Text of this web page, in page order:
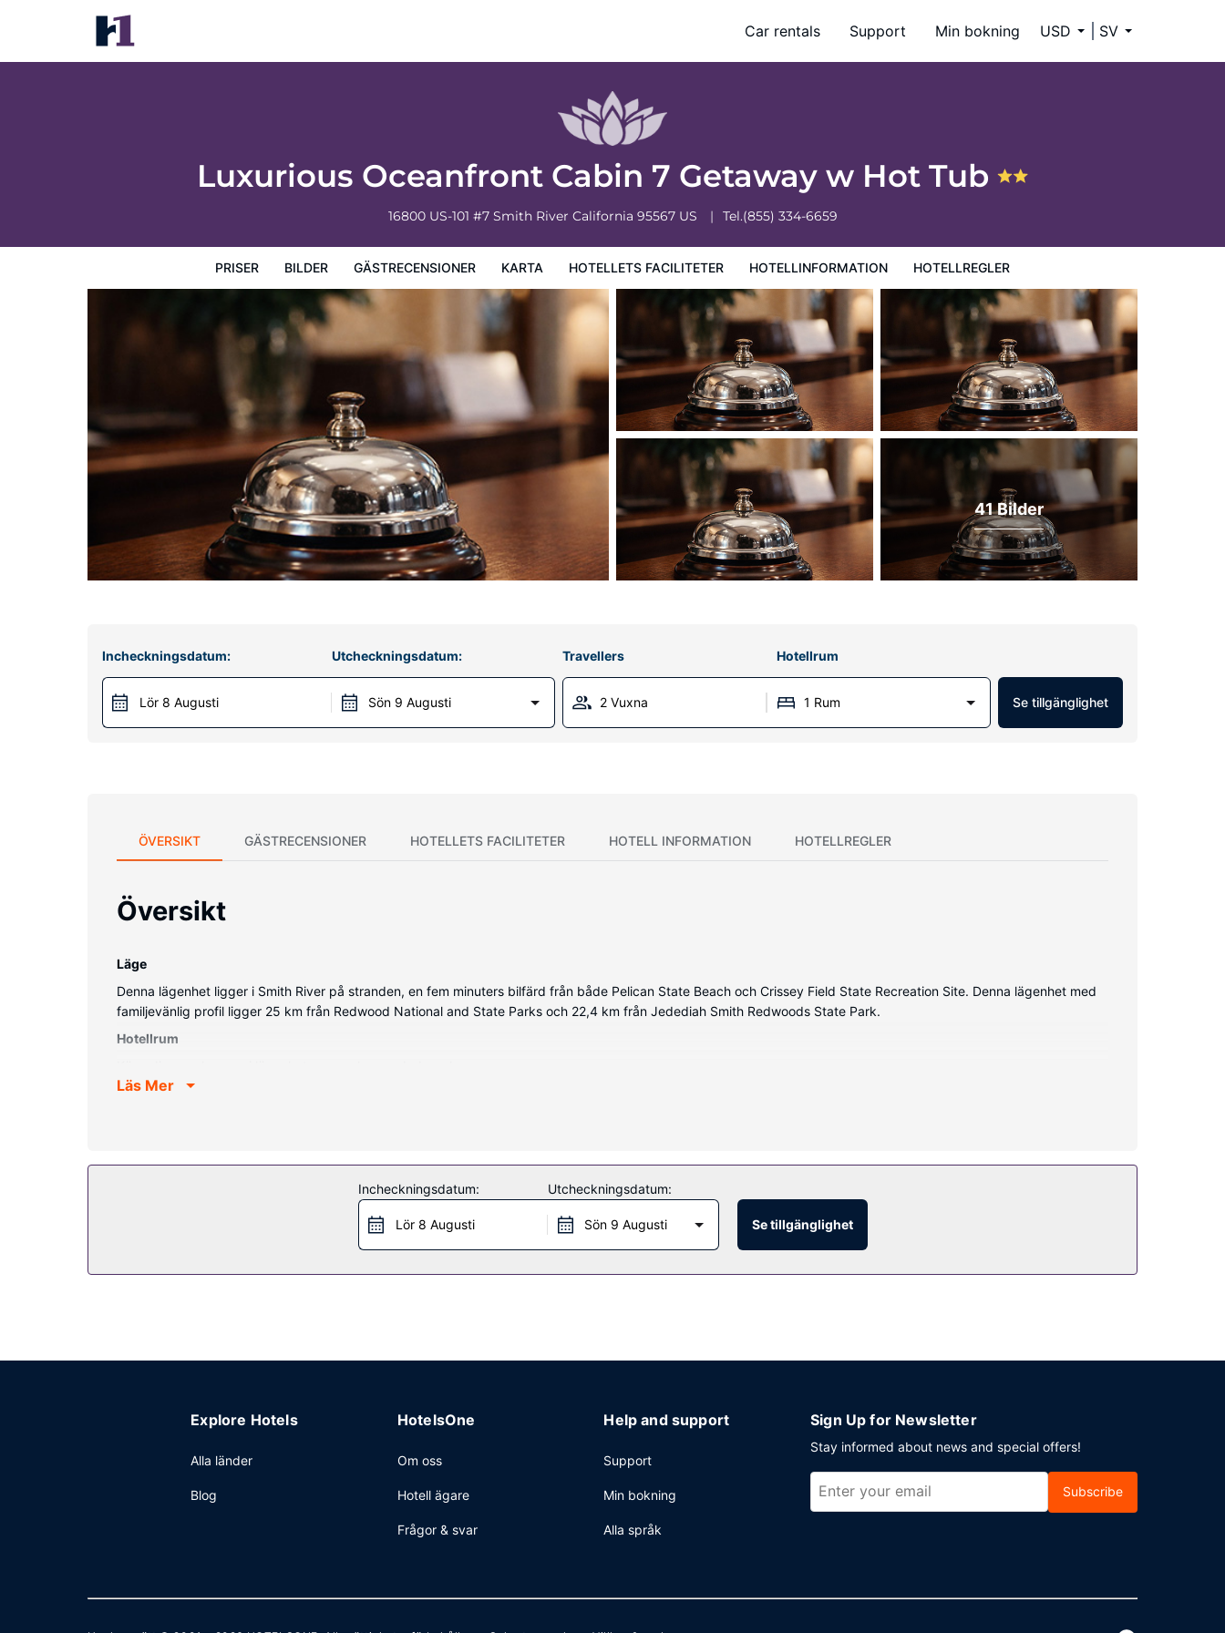
Car rentals Support Min bokning USD SV
Luxurious Oceanfront Cabin 7 Getaway w Hot Tub
16800 US-101 #7 Smith River California 95567 US Tel.(855) 334-6659
PRISER BILDER GÄSTRECENSIONER KARTA HOTELLETS FACILITETER HOTELLINFORMATION HOTELLREGLER
Luxurious Oceanfront Cabin 7 Getaway w Hot Tub
Priser
41 Bilder
Incheckningsdatum:
Lör 8 Augusti
Utcheckningsdatum:
Sön 9 Augusti
Travellers Hotellrum
2 Vuxna 1 Rum Se tillgänglighet
ÖVERSIKT GÄSTRECENSIONER HOTELLETS FACILITETER HOTELL INFORMATION HOTELLREGLER
Översikt
Läge
Denna lägenhet ligger i Smith River på stranden, en fem minuters bilfärd från både Pelican State Beach och Crissey Field State Recreation Site. Denna lägenhet med
familjevänlig profil ligger 25 km från Redwood National and State Parks och 22,4 km från Jedediah Smith Redwoods State Park.
Hotellrum
Bekvämligheter på anläggningen
Läs Mer
Incheckningsdatum:
Lör 8 Augusti
Utcheckningsdatum:
Sön 9 Augusti Se tillgänglighet
Explore Hotels
Alla länder
Blog
HotelsOne
Om oss
Hotell ägare
Frågor & svar
Help and support
Support
Min bokning
Alla språk
Sign Up for Newsletter
Stay informed about news and special offers!
Subscribe